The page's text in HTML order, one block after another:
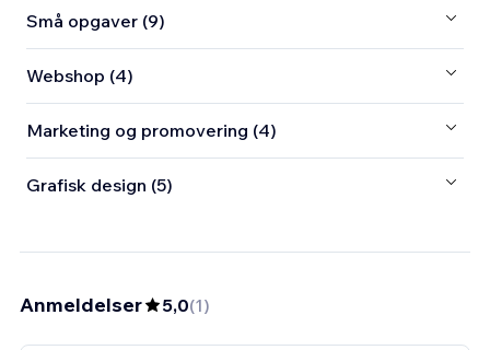
Små opgaver (9)
Webshop (4)
Marketing og promovering (4)
Grafisk design (5)
Anmeldelser 5,0(1)